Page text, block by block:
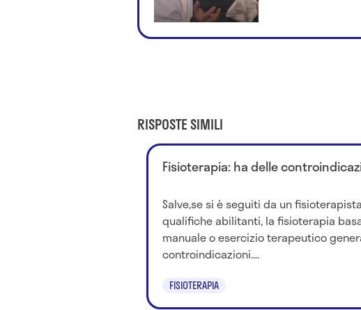
RISPOSTE SIMILI
Fisioterapia: ha delle
Salve,se si è seguiti da un
qualifiche abilitanti, la fisioterapia
manuale o esercizio terapeutico
controindicazioni....
FISIOTERAPIA